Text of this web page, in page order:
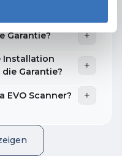
11
Garantie?
Installation
Garantie?
EVO Scanner?